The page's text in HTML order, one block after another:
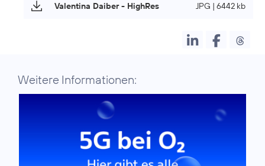
Valentina Daiber - HighRes JPG | 6442 kb
Weitere Informationen: